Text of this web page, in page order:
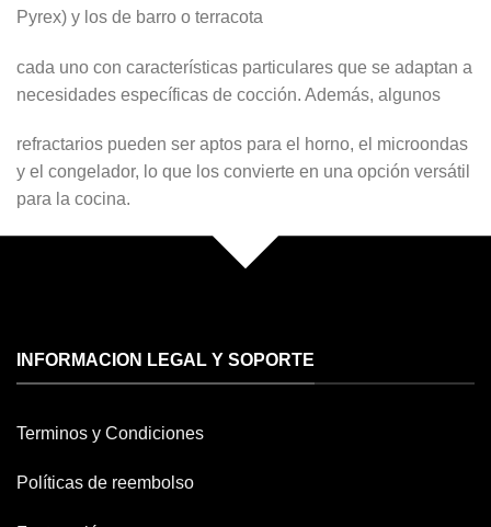
Pyrex) y los de barro o terracota
cada uno con características particulares que se adaptan a
necesidades específicas de cocción. Además, algunos
refractarios pueden ser aptos para el horno, el microondas
y el congelador, lo que los convierte en una opción versátil
para la cocina.
INFORMACION LEGAL Y SOPORTE
Terminos y Condiciones
Políticas de reembolso